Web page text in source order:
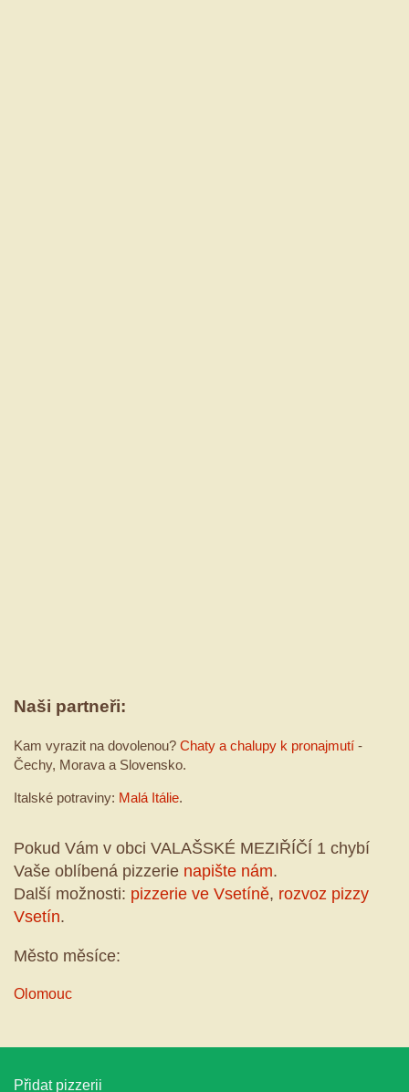
Naši partneři:
Kam vyrazit na dovolenou? Chaty a chalupy k pronajmutí -
Čechy, Morava a Slovensko.
Italské potraviny: Malá Itálie.
Pokud Vám v obci VALAŠSKÉ MEZIŘÍČÍ 1 chybí
Vaše oblíbená pizzerie napište nám.
Další možnosti: pizzerie ve Vsetíně, rozvoz pizzy
Vsetín.
Město měsíce:
Olomouc
Přidat pizzerii